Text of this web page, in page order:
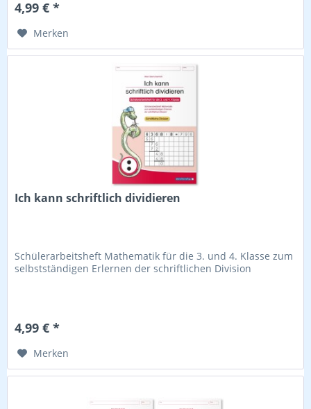
4,99 € *
Merken
Ich kann schriftlich dividieren
Schülerarbeitsheft Mathematik für die 3. und 4. Klasse zum
selbstständigen Erlernen der schriftlichen Division
4,99 € *
Merken